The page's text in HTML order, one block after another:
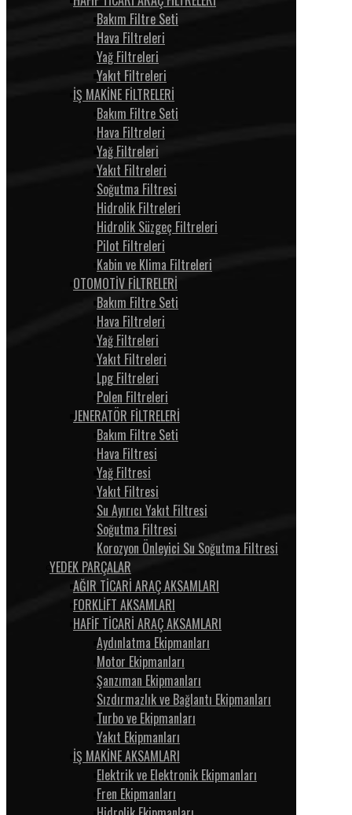
Bakım Filtre Seti
Hava Filtreleri
Yağ Filtreleri
Yakıt Filtreleri
İŞ MAKİNE FİLTRELERİ
Bakım Filtre Seti
Hava Filtreleri
Yağ Filtreleri
Yakıt Filtreleri
Soğutma Filtresi
Hidrolik Filtreleri
Hidrolik Süzgeç Filtreleri
Pilot Filtreleri
Kabin ve Klima Filtreleri
OTOMOTİV FİLTRELERİ
Bakım Filtre Seti
Hava Filtreleri
Yağ Filtreleri
Yakıt Filtreleri
Lpg Filtreleri
Polen Filtreleri
JENERATÖR FİLTRELERİ
Bakım Filtre Seti
Hava Filtresi
Yağ Filtresi
Yakıt Filtresi
Su Ayırıcı Yakıt Filtresi
Soğutma Filtresi
Korozyon Önleyici Su Soğutma Filtresi
YEDEK PARÇALAR
AĞIR TİCARİ ARAÇ AKSAMLARI
FORKLİFT AKSAMLARI
HAFİF TİCARİ ARAÇ AKSAMLARI
Aydınlatma Ekipmanları
Motor Ekipmanları
Şanzıman Ekipmanları
Sızdırmazlık ve Bağlantı Ekipmanları
Turbo ve Ekipmanları
Yakıt Ekipmanları
İŞ MAKİNE AKSAMLARI
Elektrik ve Elektronik Ekipmanları
Fren Ekipmanları